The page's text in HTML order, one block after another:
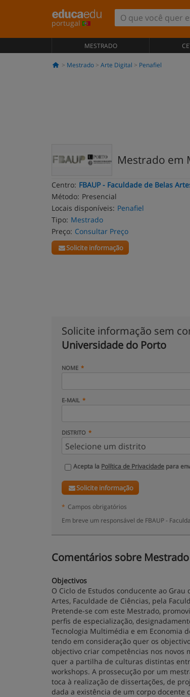
portugal
MESTRADO
Mestrado Arte Digital Penafiel
Mestrado em
Centro: FBAUP - Faculdade de Belas
Método: Presencial
Locais disponíveis: Penafiel
Tipo: Mestrado
Preço: Consultar Preço
Solicite informação
Solicite informação sem
Universidade do Porto
NOME
E-MAIL
DISTRITO
Acepta la Política de Privacidade para
Solicite informação
* Campos obrigatórios
Em breve um responsável de FBAUP -
Comentários sobre
Objectivos
O Ciclo de Estudos conducente ao
Artes, Faculdade de Ciências, pela
Pretende-se com este Mestrado,
perfis de especialização,
Tecnologia Multimédia e em Economia
tendo em consideração quer os
objectivo criar competências nos
quer a partilha de culturas distintas
workshops. A prossecução por um
toca à realização de dissertações, de
dada a existência de um corpo docente